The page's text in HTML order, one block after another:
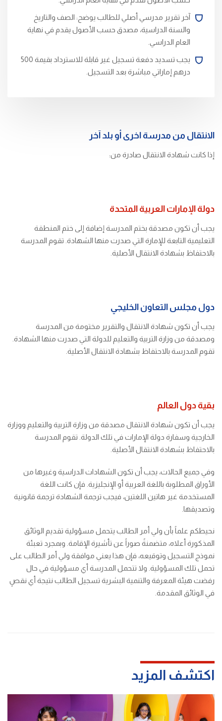
آخر تقرير مدرسي أصلي للطالب يوضح: الصف والتاريخ
والسنة الدراسية، مصدق حسب الأصول يقدم في نهاية
العام الدراسي.
يجب تسديد دفعة تسجيل غير قابلة للاسترداد بقيمة 500
درهم إماراتي مباشرة بعد التسجيل.
الانتقال من مدرسة اخرى أو بلد آخر
إذا كانت شهادة الانتقال صادرة من:
دولة الإمارات العربية المتحدة
يجب أن تكون مصدقة بختم المدرسة إضافة إلى ختم المنطقة
التعليمية التابعة للإمارة التي صدرت منها الشهادة. تقوم المدرسة
بالاحتفاظ بشهادة الانتقال الأصلية.
دول مجلس التعاون الخليجي
يجب أن تكون شهادة الانتقال والتقرير مختومة من المدرسة
ومصدقة من وزارة التربية والتعليم للدولة التي صدرت منها الشهادة.
تقوم المدرسة بالاحتفاظ بشهادة الانتقال الأصلية.
بقية دول العالم
يجب أن تكون شهادة الانتقال مصدقة من وزارة التربية والتعليم ووزارة
الخارجية وسفارة دولة الإمارات في تلك الدولة. تقوم المدرسة
بالاحتفاظ بشهادة الانتقال الأصلية.
وفي جميع الحالات، يجب أن تكون الشهادات الدراسية وغيرها من
الأوراق المطلوبة باللغة العربية أو الإنجليزية. فإن كانت اللغة
المستخدمة غير هاتين اللغتين، فيجب ترجمة الشهادة ترجمة قانونية
وتصديقها.
نحيطكم علماً بأن ولي أمر الطالب يتحمل مسؤولية تقديم الوثائق
المذكورة أعلاه، متضمنةً صوراً عن تأشيرة الإقامة. وبمجرد تعبئة
نموذج التسجيل وتوقيعه، فإن هذا يعني موافقة ولي أمر الطالب على
تحمل تلك المسؤولية. ولا تتحمل المدرسة أي مسؤولية في حال
رفضت هيئة المعرفة والتنمية البشرية تسجيل الطالب نتيجة أي نقصٍ
في الوثائق المقدمة.
اكتشف المزيد